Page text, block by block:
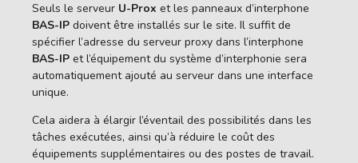
Seuls le serveur U-Prox et les panneaux d’interphone
BAS-IP doivent être installés sur le site. Il suffit de
spécifier l’adresse du serveur proxy dans l’interphone
BAS-IP et l’équipement du système d’interphonie sera
automatiquement ajouté au serveur dans une interface
unique.
Cela aidera à élargir l’éventail des possibilités dans les
tâches exécutées, ainsi qu’à réduire le coût des
équipements supplémentaires ou des postes de travail.